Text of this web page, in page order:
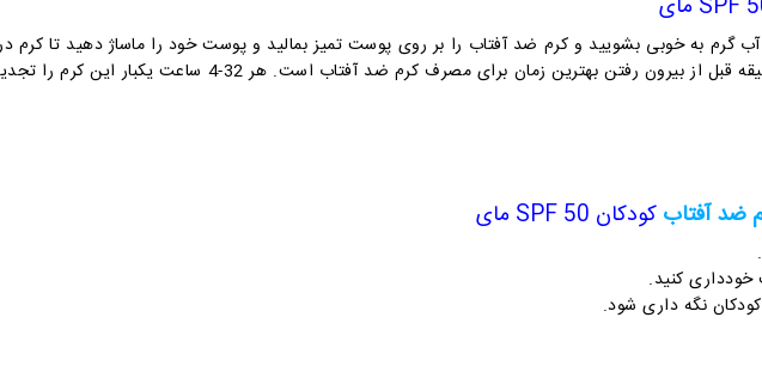
گرم به خوبی بشویید و کرم ضد آفتاب را بر روی پوست تمیز بمالید و پوست خود را ماساژ دهید تا کرم
کرم ضد آفتاب
است. هر 32-4 ساعت یکبار این کرم
ضد آفتاب کودکان SPF 50 مای
کنید.
نگه داری شود.